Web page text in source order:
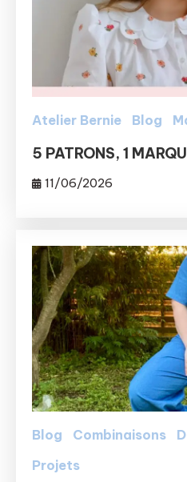
Atelier Bernie Blog
5 PATRONS, 1
11/06/2026
Blog Combinaisons
Projets